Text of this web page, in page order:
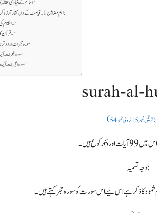
اسلام کے بنیادی عقائد کا اثبات:
اہم مضامین 1۔ قیامت کے دن کفار آرزو کریں گے:
۶۔ انتقام کی آگ:
۸۔ قرآن کا انداز:
4>سورہ حجرات اردو
سورہ حجرات
سورہ الحجرات آیت
surah-al-
نمبر 15 نزولی نمبر 54
)
6 رکوع ہیں۔
وجہ تسمیہ:
ثمود کا ذکر ہے اس لیے اس سورت کو سورہ حجر کہتے ہیں۔